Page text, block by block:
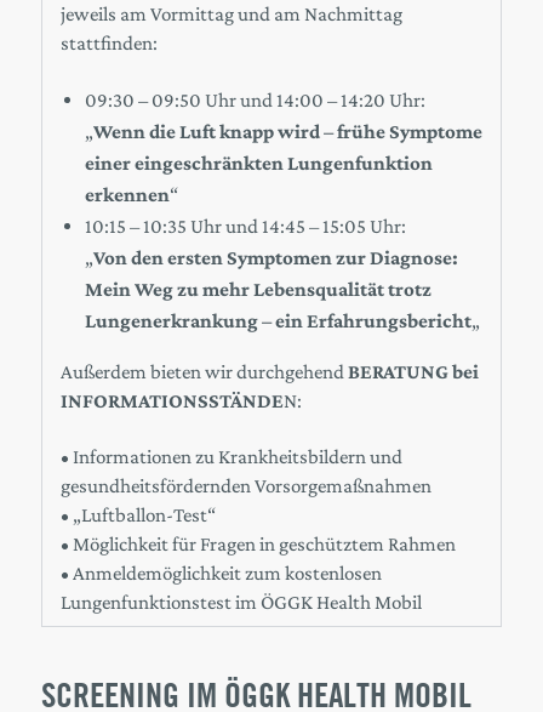
jeweils am Vormittag und am Nachmittag
stattfinden:
09:30 – 09:50 Uhr und 14:00 – 14:20 Uhr:
„Wenn die Luft knapp wird – frühe Symptome
einer eingeschränkten Lungenfunktion
erkennen“
10:15 – 10:35 Uhr und 14:45 – 15:05 Uhr:
„Von den ersten Symptomen zur Diagnose:
Mein Weg zu mehr Lebensqualität trotz
Lungenerkrankung – ein Erfahrungsbericht„
Außerdem bieten wir durchgehendBERATUNG bei
INFORMATIONSSTÄNDEN:
• Informationen zu Krankheitsbildern und
gesundheitsfördernden Vorsorgemaßnahmen
• „Luftballon-Test“
• Möglichkeit für Fragen in geschütztem Rahmen
• Anmeldemöglichkeit zum kostenlosen
Lungenfunktionstest im ÖGGK Health Mobil
SCREENING IM ÖGGK HEALTH MOBIL